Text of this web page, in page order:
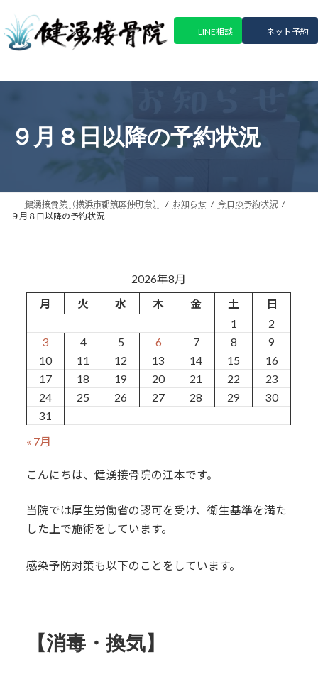
テ
ゲ
LINE相談 ネット予約
９月８日以降の予約状況
健湧接骨院（横浜市都筑区仲町台） お知らせ
今日の予約状況
９月８日以降の予約状況
2026年8月
月
火 水 木 金 土
日
1
2
3
4 5 6 7 8
9
10
11 12 13 14 15
16
17
18 19 20 21 22
23
24
25 26 27 28 29
30
31
« 7月
こんにちは、健湧接骨院の江本です。
当院では厚生労働省の認可を受け、衛生基準を満た
した上で施術をしています。
感染予防対策も以下のことをしています。
【消毒・換気】